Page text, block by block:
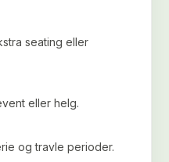
seating eller
eller helg.
og travle perioder.